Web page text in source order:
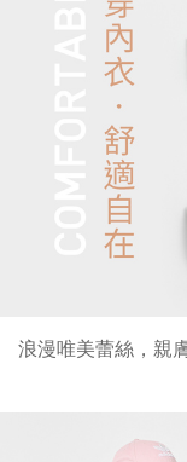
lativ 米格國際 - 台灣
浪漫唯美蕾絲，親